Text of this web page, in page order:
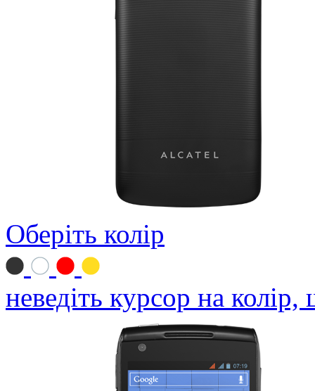
Оберіть колір
неведіть курсор на